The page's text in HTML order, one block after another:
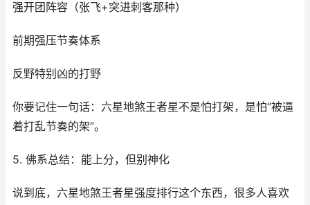
强开团阵容（张飞+突进刺客那种）
前期强压节奏体系
反野特别凶的打野
你要记住一句话：六星地煞王者星不是怕打架，是怕“被逼
着打乱节奏的架”。
5. 佛系总结：能上分，但别神化
说到底，六星地煞王者星强度排行这个东西，很多人喜欢